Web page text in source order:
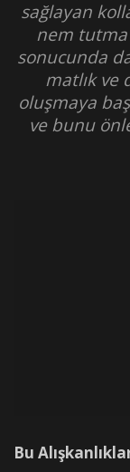
sağlayan
nem tutma
sonucunda
matlık ve
oluşmaya
ve bunu
Bu